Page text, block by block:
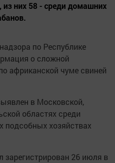
них 58 - среди домашних
по Республике
о сложной
африканской чуме свиней
в Московской,
областях среди
хозяйствах
26 июля в